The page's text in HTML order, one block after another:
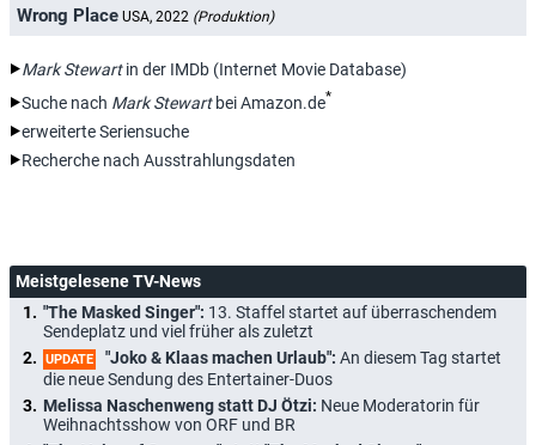
Wrong Place USA, 2022 (Produktion)
Mark Stewartin der IMDb (Internet Movie Database)
Suche nach Mark Stewartbei Amazon.de*
erweiterte Seriensuche
Recherche nach Ausstrahlungsdaten
Meistgelesene TV-News
"The Masked Singer": 13. Staffel startet auf überraschendem
Sendeplatz und viel früher als zuletzt
UPDATE "Joko & Klaas machen Urlaub": An diesem Tag startet
die neue Sendung des Entertainer-Duos
Melissa Naschenweng statt DJ Ötzi: Neue Moderatorin für
Weihnachtsshow von ORF und BR